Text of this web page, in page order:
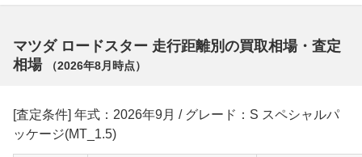
マツダ ロードスター 走行距離別の買取相場・査定
相場
（2026年8月 時点）
[査定条件] 年式：2026年9月 / グレード：S スペシャルパ
ッケージ(MT_1.5)